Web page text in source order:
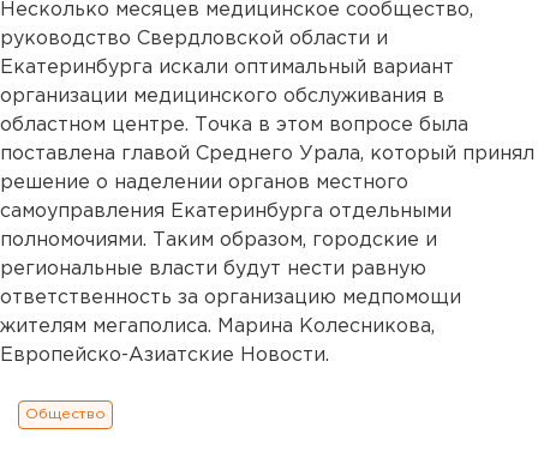
Несколько месяцев медицинское сообщество,
руководство Свердловской области и
Екатеринбурга искали оптимальный вариант
организации медицинского обслуживания в
областном центре. Точка в этом вопросе была
поставлена главой Среднего Урала, который принял
решение о наделении органов местного
самоуправления Екатеринбурга отдельными
полномочиями. Таким образом, городские и
региональные власти будут нести равную
ответственность за организацию медпомощи
жителям мегаполиса. Марина Колесникова,
Европейско-Азиатские Новости.
Общество